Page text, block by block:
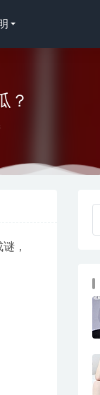
？
，